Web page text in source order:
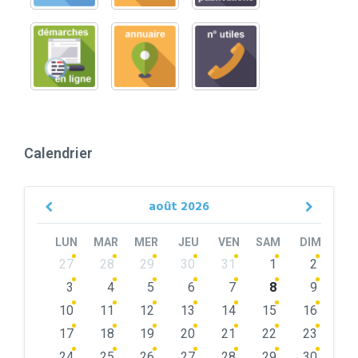
Calendrier
août 2026
Previous
LUN MAR MER JEU VEN SAM DIM
Skip
calendar
27 28 29 30 31 1
2
3
4 5 6 7 8
9
10
11 12 13 14 15
16
17
18 19 20 21 22
23